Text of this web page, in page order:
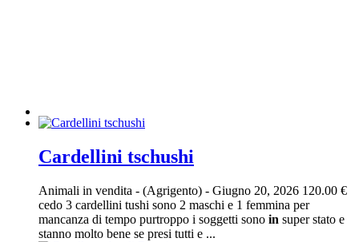
Cardellini tschushi
Animali in vendita - (Agrigento) - Giugno 20, 2026 120.00 €
cedo 3 cardellini tushi sono 2 maschi e 1 femmina per
mancanza di tempo purtroppo i soggetti sono in super stato e
stanno molto bene se presi tutti e ...